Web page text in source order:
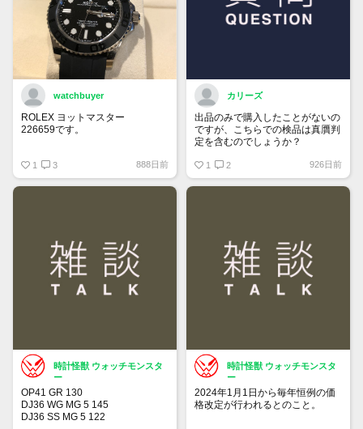
watchbuyer
ROLEX ヨットマスター
226659です。
そうかと思っています。
1 3 888日前
カリーズ
出品のみで購入したことがないの
ですが、こちらでの検品は真贋判
定を含むのでしょうか？
1 2 926日前
時計怪獣 ウォッチモンスタ
ー
OP41 GR 130
DJ36 WG MG 5 145
DJ36 SS MG 5 122
時計怪獣 ウォッチモンスタ
ー
2024年1月1日から毎年恒例の価
格改定が行われるとのこと。